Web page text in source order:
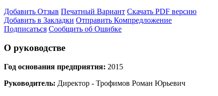
Добавить Отзыв Печатный Вариант Скачать PDF версию
Добавить в Закладки Отправить Компредложение
Подписаться Сообщить об Ошибке
О руководстве
Год основания предприятия: 2015
Руководитель: Директор - Трофимов Роман Юрьевич